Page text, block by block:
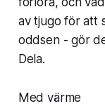
av tjugo för att
oddsen - gör
Dela.
Med värme